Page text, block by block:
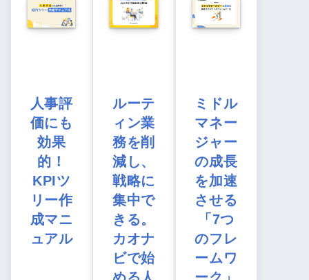
人事評
価にも
効果
的！
KPIツ
リー作
成マニ
ュアル
ルーテ
ィン業
務を削
減し、
戦略に
集中で
きる。
カオナ
ビで始
ミドル
マネー
ジャー
の成長
を加速
させる
「7つ
のフレ
ームワ